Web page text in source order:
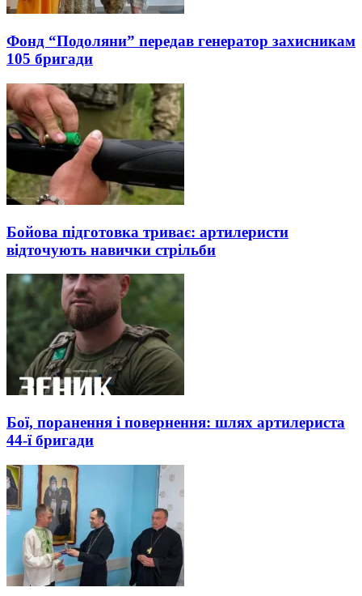
Фонд “Подоляни” передав генератор захисникам
105 бригади
Бойова підготовка триває: артилеристи
відточують навички стрільби
Бої, поранення і повернення: шлях артилериста
44-ї бригади